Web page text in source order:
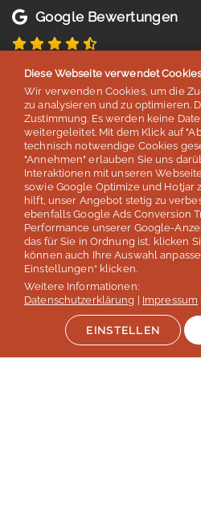
Google Bewertungen
4,8 von 5 Sternen
basierend auf 254 Bewertungen
Stand: Juli 2026
Top 5
der deutschen
laut Studie „Berufliche
derSüddeutschen Zeitung
Mehr erfahren
Auszeichnungen &
Diese Webseite verwendet
Wir verwenden Cookies, um die
zu analysieren und zu optimieren.
Zustimmung. Es werden keine
weitergeleitet. Mit dem Klick auf
technisch notwendige Cookies
"Annehmen" erlauben Sie uns
Interaktionen mit unseren
sowie Google Optimize und Hotjar
hilft, unser Angebot stetig zu
ebenfalls Google Ads Conversion
Performance unserer Google-
das für Sie in Ordnung ist, klicken
können auch Ihre Auswahl
Einstellungen“ klicken.
Weitere Informationen:
Datenschutzerklärung
Impressum
EINSTELLEN